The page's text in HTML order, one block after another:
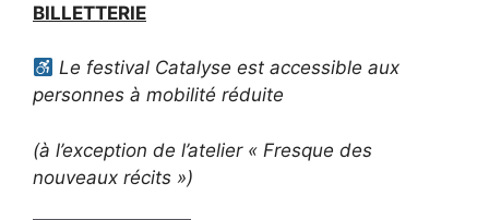
BILLETTERIE
Le festival Catalyse est accessible aux
personnes à mobilité réduite
(à l’exception de l’atelier « Fresque des
nouveaux récits »)